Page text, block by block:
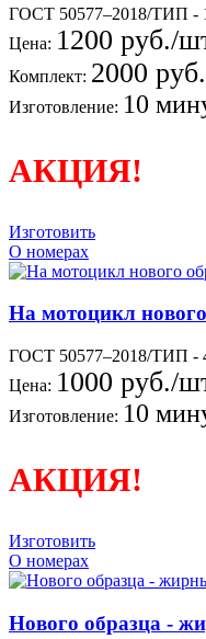
ГОСТ 50577–2018/ТИП -
Цена: 1200 руб./
Комплект: 2000 руб.
Изготовление: 10
АКЦИЯ!
Изготовить
О номерах
На мотоцикл
ГОСТ 50577–2018/ТИП -
Цена: 1000 руб./
Изготовление: 10
АКЦИЯ!
Изготовить
О номерах
Нового образца -